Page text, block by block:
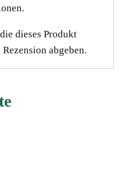
dieses Produkt
abgeben.